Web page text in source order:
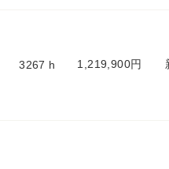
3267 h 1,219,900円